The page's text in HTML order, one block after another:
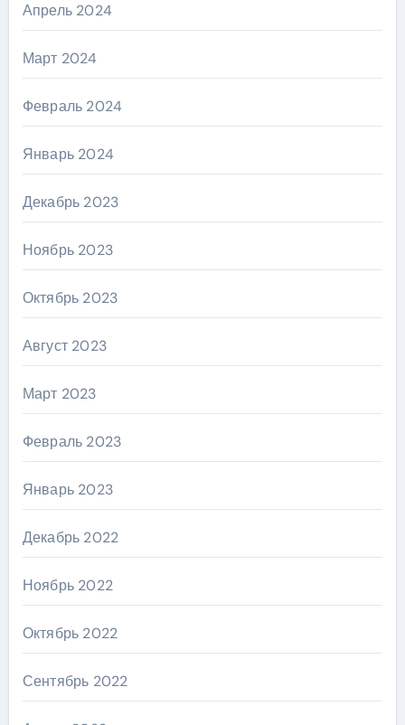
Апрель 2024
Март 2024
Февраль 2024
Январь 2024
Декабрь 2023
Ноябрь 2023
Октябрь 2023
Август 2023
Март 2023
Февраль 2023
Январь 2023
Декабрь 2022
Ноябрь 2022
Октябрь 2022
Сентябрь 2022